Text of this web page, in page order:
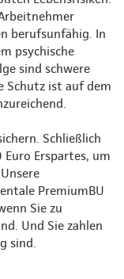
berufsunfähig. In
psychische
sind schwere
Schutz ist auf dem
Schließlich
Erspartes, um
PremiumBU
Sie zu
Und Sie zahlen
sind.